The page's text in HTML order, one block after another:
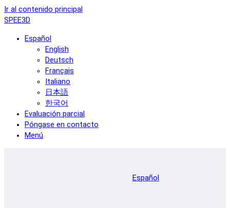
Ir al contenido principal
SPEE3D
Español
English
Deutsch
Français
Italiano
日本語
한국어
Evaluación parcial
Póngase en contacto
Menú
Español